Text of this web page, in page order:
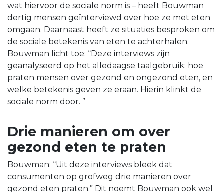
wat hiervoor de sociale norm is – heeft Bouwman
dertig mensen geïnterviewd over hoe ze met eten
omgaan. Daarnaast heeft ze situaties besproken om
de sociale betekenis van eten te achterhalen.
Bouwman licht toe: “Deze interviews zijn
geanalyseerd op het alledaagse taalgebruik: hoe
praten mensen over gezond en ongezond eten, en
welke betekenis geven ze eraan. Hierin klinkt de
sociale norm door. ”
Drie manieren om over
gezond eten te praten
Bouwman: “Uit deze interviews bleek dat
consumenten op grofweg drie manieren over
gezond eten praten.” Dit noemt Bouwman ook wel